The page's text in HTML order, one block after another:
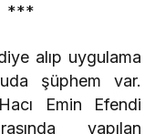
alıp uygulama
şüphem var.
Emin Efendi
yapılan